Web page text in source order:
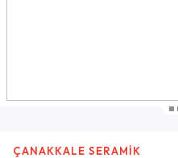
ÇANAKKALE SERAMİK